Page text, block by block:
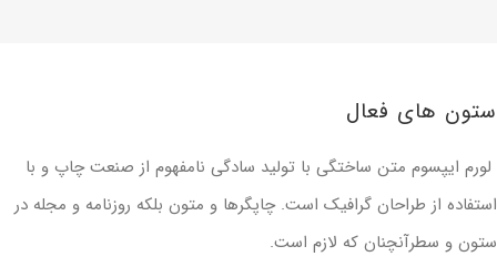
ستون های فعال
لورم ایپسوم متن ساختگی با تولید سادگی نامفهوم از صنعت چاپ و با
استفاده از طراحان گرافیک است. چاپگرها و متون بلکه روزنامه و مجله در
ستون و سطرآنچنان که لازم است.